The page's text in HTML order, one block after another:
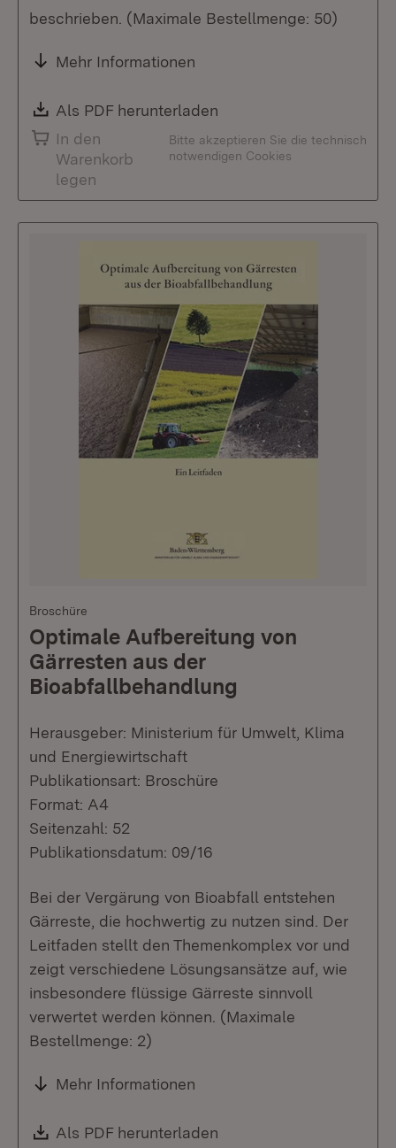
beschrieben. (Maximale Bestellmenge: 50)
Mehr Informationen
Download:
Als PDF herunterladen
In den
Warenkorb
legen
Bitte akzeptieren Sie die technisch
notwendigen Cookies
Broschüre
Optimale Aufbereitung von
Gärresten aus der
Bioabfallbehandlung
Herausgeber: Ministerium für Umwelt, Klima
und Energiewirtschaft
Publikationsart: Broschüre
Format: A4
Seitenzahl: 52
Publikationsdatum: 09/16
Bei der Vergärung von Bioabfall entstehen
Gärreste, die hochwertig zu nutzen sind. Der
Leitfaden stellt den Themenkomplex vor und
zeigt verschiedene Lösungsansätze auf, wie
insbesondere flüssige Gärreste sinnvoll
verwertet werden können. (Maximale
Bestellmenge: 2)
Mehr Informationen
Download:
Als PDF herunterladen